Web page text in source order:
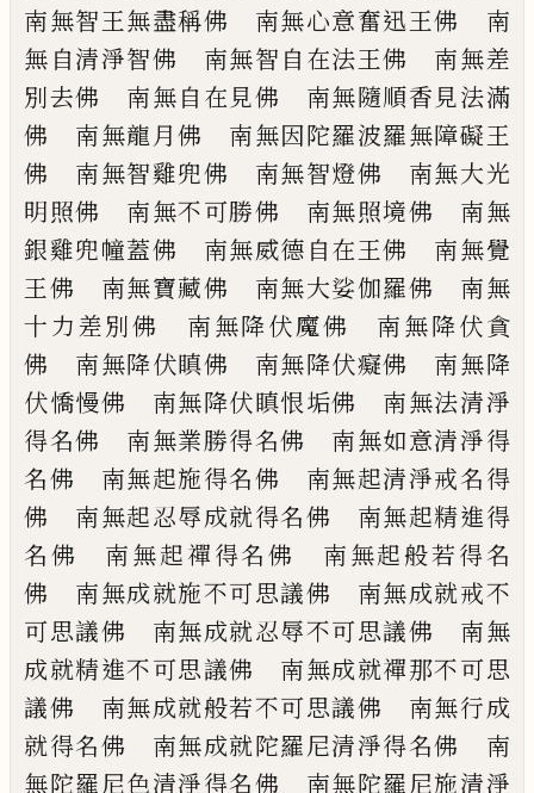
南無智王無盡稱佛 南無心意奮迅王佛
南
無自清淨智佛 南無智自在法王佛 南無差
別去佛 南無自在見佛 南無隨順香 見法滿
佛 南無龍月佛 南無因陀羅波羅無障礙王
佛 南無智雞兜佛 南無智燈佛 南無大光
明照佛 南無不可勝佛 南無照境佛 南無
銀雞兜幢蓋佛 南無威德自在王佛 南無覺
王佛 南無寶藏佛 南無大娑伽羅佛 南無
十力差別佛 南無降伏魔佛 南無降伏貪
佛 南無降伏瞋佛 南無降伏癡佛 南無降
伏憍慢佛 南無降伏瞋恨垢佛 南無法清淨
得名佛 南無業勝得名佛 南無如意清淨得
名佛 南無起施得名佛 南無起清淨戒名得
佛 南無起忍辱成就得名佛 南無起精進得
名佛 南無起禪得名佛 南無起般若得名
佛 南無成就施不可思議佛 南無成就戒不
可思議佛 南無成就忍辱不可思議佛 南無
成就精進不可思議佛 南無成就禪那不可思
議佛 南無成就般若不可思議佛 南無行成
就得名佛 南無成就陀羅尼清淨得名佛 南
無陀羅尼色清淨得名佛 南無陀羅尼施清淨